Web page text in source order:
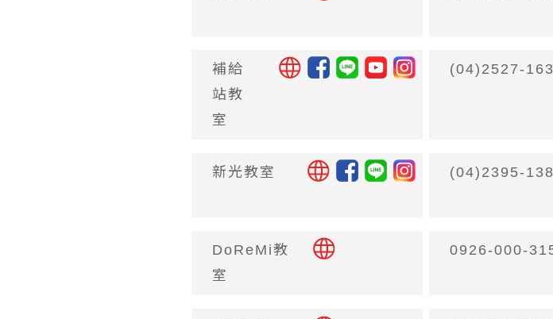
補給
站教
室
(04)2527-
新光教室 (04)2395-
DoReMi教
室
0926-000-